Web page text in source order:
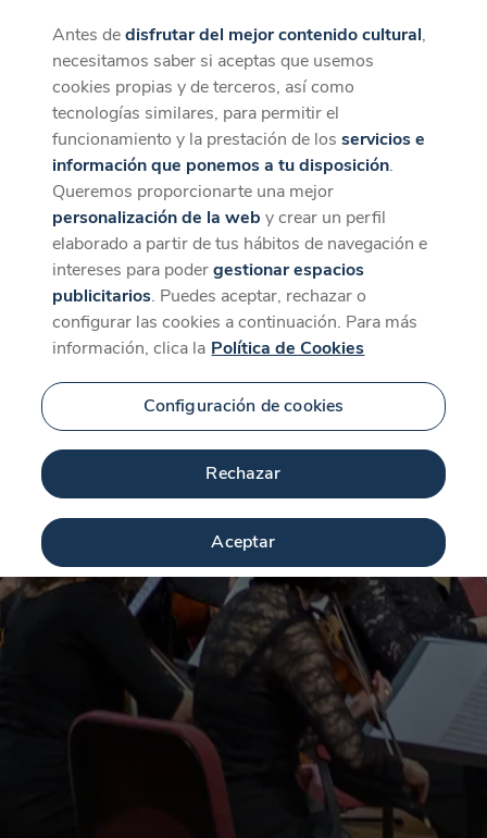
CaixaForum+
La mejor experiencia desde la App
Descargar
Antes dedisfrutar del mejor contenido cultural,
necesitamos saber si aceptas que usemos
cookies propias y de terceros, así como
tecnologías similares, para permitir el
funcionamiento y la prestación de losservicios e
información que ponemos a tu disposición.
Queremos proporcionarte una mejor
personalización de la web y crear un perfil
elaborado a partir de tus hábitos de navegación e
intereses para podergestionar espacios
publicitarios. Puedes aceptar, rechazar o
configurar las cookies a continuación. Para más
información, clica la Política de Cookies
Configuración de cookies
Rechazar
Aceptar